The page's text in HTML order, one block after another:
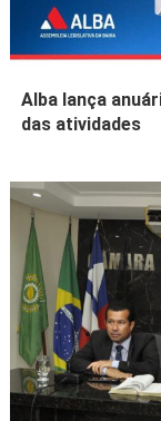
Alba lança
das atividades